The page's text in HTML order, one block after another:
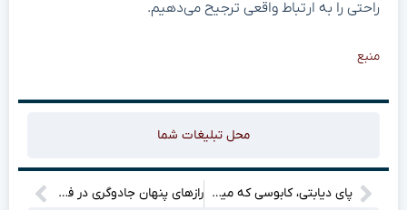
راحتی را به ارتباط واقعی ترجیح می‌دهیم.
منبع
محل تبلیغات شما
پای دیابتی، کابوسی که میشه ازش فرار کرد: راهنمای نجات پاهات!” رازهای پنهان جادوگری در فوتبال فاش شد: گل‌محمدی و تارتار نقره‌داغ!